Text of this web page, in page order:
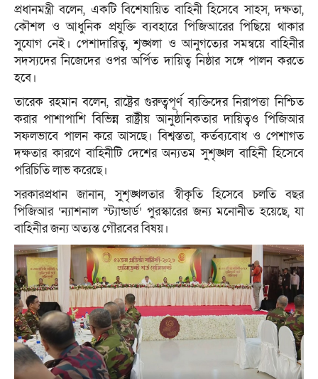
প্রধানমন্ত্রী বলেন, একটি বিশেষায়িত বাহিনী হিসেবে সাহস, দক্ষতা,
কৌশল ও আধুনিক প্রযুক্তি ব্যবহারে পিজিআরের পিছিয়ে থাকার
সুযোগ নেই। পেশাদারিত্ব, শৃঙ্খলা ও আনুগত্যের সমন্বয়ে বাহিনীর
সদস্যদের নিজেদের ওপর অর্পিত দায়িত্ব নিষ্ঠার সঙ্গে পালন করতে
হবে।
তারেক রহমান বলেন, রাষ্ট্রের গুরুত্বপূর্ণ ব্যক্তিদের নিরাপত্তা নিশ্চিত
করার পাশাপাশি বিভিন্ন রাষ্ট্রীয় আনুষ্ঠানিকতার দায়িত্বও পিজিআর
সফলভাবে পালন করে আসছে। বিশ্বস্ততা, কর্তব্যবোধ ও পেশাগত
দক্ষতার কারণে বাহিনীটি দেশের অন্যতম সুশৃঙ্খল বাহিনী হিসেবে
পরিচিতি লাভ করেছে।
সরকারপ্রধান জানান, সুশৃঙ্খলতার স্বীকৃতি হিসেবে চলতি বছর
পিজিআর ‘ন্যাশনাল স্ট্যান্ডার্ড’ পুরস্কারের জন্য মনোনীত হয়েছে, যা
বাহিনীর জন্য অত্যন্ত গৌরবের বিষয়।